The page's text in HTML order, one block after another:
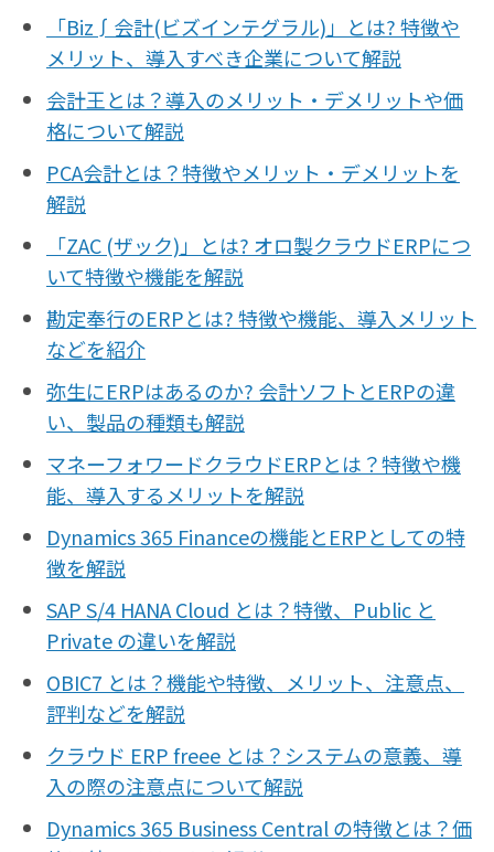
「Biz∫会計(ビズインテグラル)」とは? 特徴や
メリット、導入すべき企業について解説
会計王とは？導入のメリット・デメリットや価
格について解説
PCA会計とは？特徴やメリット・デメリットを
解説
「ZAC (ザック)」とは? オロ製クラウドERPにつ
いて特徴や機能を解説
勘定奉行のERPとは? 特徴や機能、導入メリット
などを紹介
弥生にERPはあるのか? 会計ソフトとERPの違
い、製品の種類も解説
マネーフォワードクラウドERPとは？特徴や機
能、導入するメリットを解説
Dynamics 365 Financeの機能とERPとしての特
徴を解説
SAP S/4 HANA Cloud とは？特徴、Public と
Private の違いを解説
OBIC7 とは？機能や特徴、メリット、注意点、
評判などを解説
クラウド ERP freee とは？システムの意義、導
入の際の注意点について解説
Dynamics 365 Business Central の特徴とは？価